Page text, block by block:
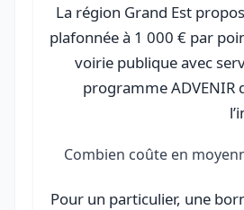
La région Grand Est
plafonnée à 1 000 € par
voirie publique avec
programme ADVENIR
Combien coûte en
Pour un particulier, une